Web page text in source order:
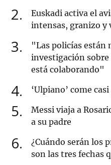
2
Euskadi activa el
intensas, granizo y
3
"Las policías están
investigación
está colaborando"
4 ‘Ulpiano’ come
5
Messi viaja a
a su padre
6
¿Cuándo serán los
son las tres fechas